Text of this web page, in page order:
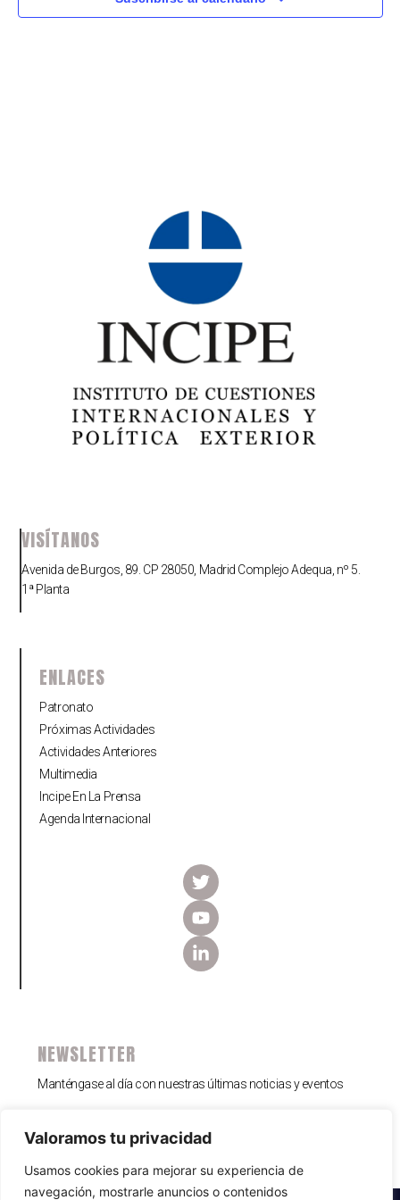
Valoramos tu privacidad
Usamos cookies para mejorar su experiencia de
navegación, mostrarle anuncios o contenidos
VISÍTANOS
Avenida de Burgos, 89. CP 28050, Madrid Complejo Adequa, nº 5.
1ª Planta
ENLACES
Patronato
Próximas Actividades
Actividades Anteriores
Multimedia
Incipe En La Prensa
Agenda Internacional
NEWSLETTER
Manténgase al día con nuestras últimas noticias y eventos
Hágase Socio